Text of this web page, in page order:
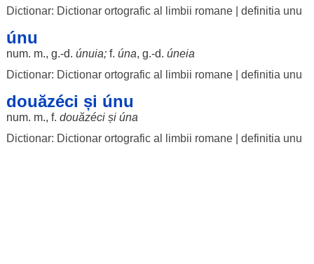
Dictionar: Dictionar ortografic al limbii romane| definitia unu
únu
num. m., g.-d. únuia;f. úna, g.-d. úneia
Dictionar: Dictionar ortografic al limbii romane| definitia unu
douăzéci și únu
num. m., f. douăzéciși úna
Dictionar: Dictionar ortografic al limbii romane| definitia unu